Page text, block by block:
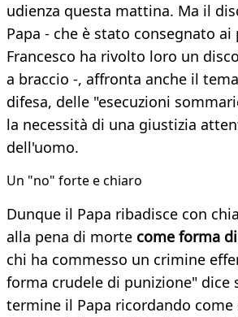
udienza questa mattina. Ma il
Papa - che è stato consegnato
Francesco ha rivolto loro un
a braccio -, affronta anche il
difesa, delle "esecuzioni
la necessità di una giustizia
dell'uomo.
Un "no" forte e chiaro
Dunque il Papa ribadisce con
alla pena di morte come forma
chi ha commesso un crimine
forma crudele di punizione" dice
termine il Papa ricordando